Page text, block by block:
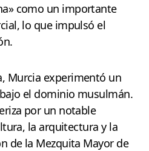
como un importante
lo que impulsó el
Murcia experimentó un
el dominio musulmán.
por un notable
la arquitectura y la
de la Mezquita Mayor de